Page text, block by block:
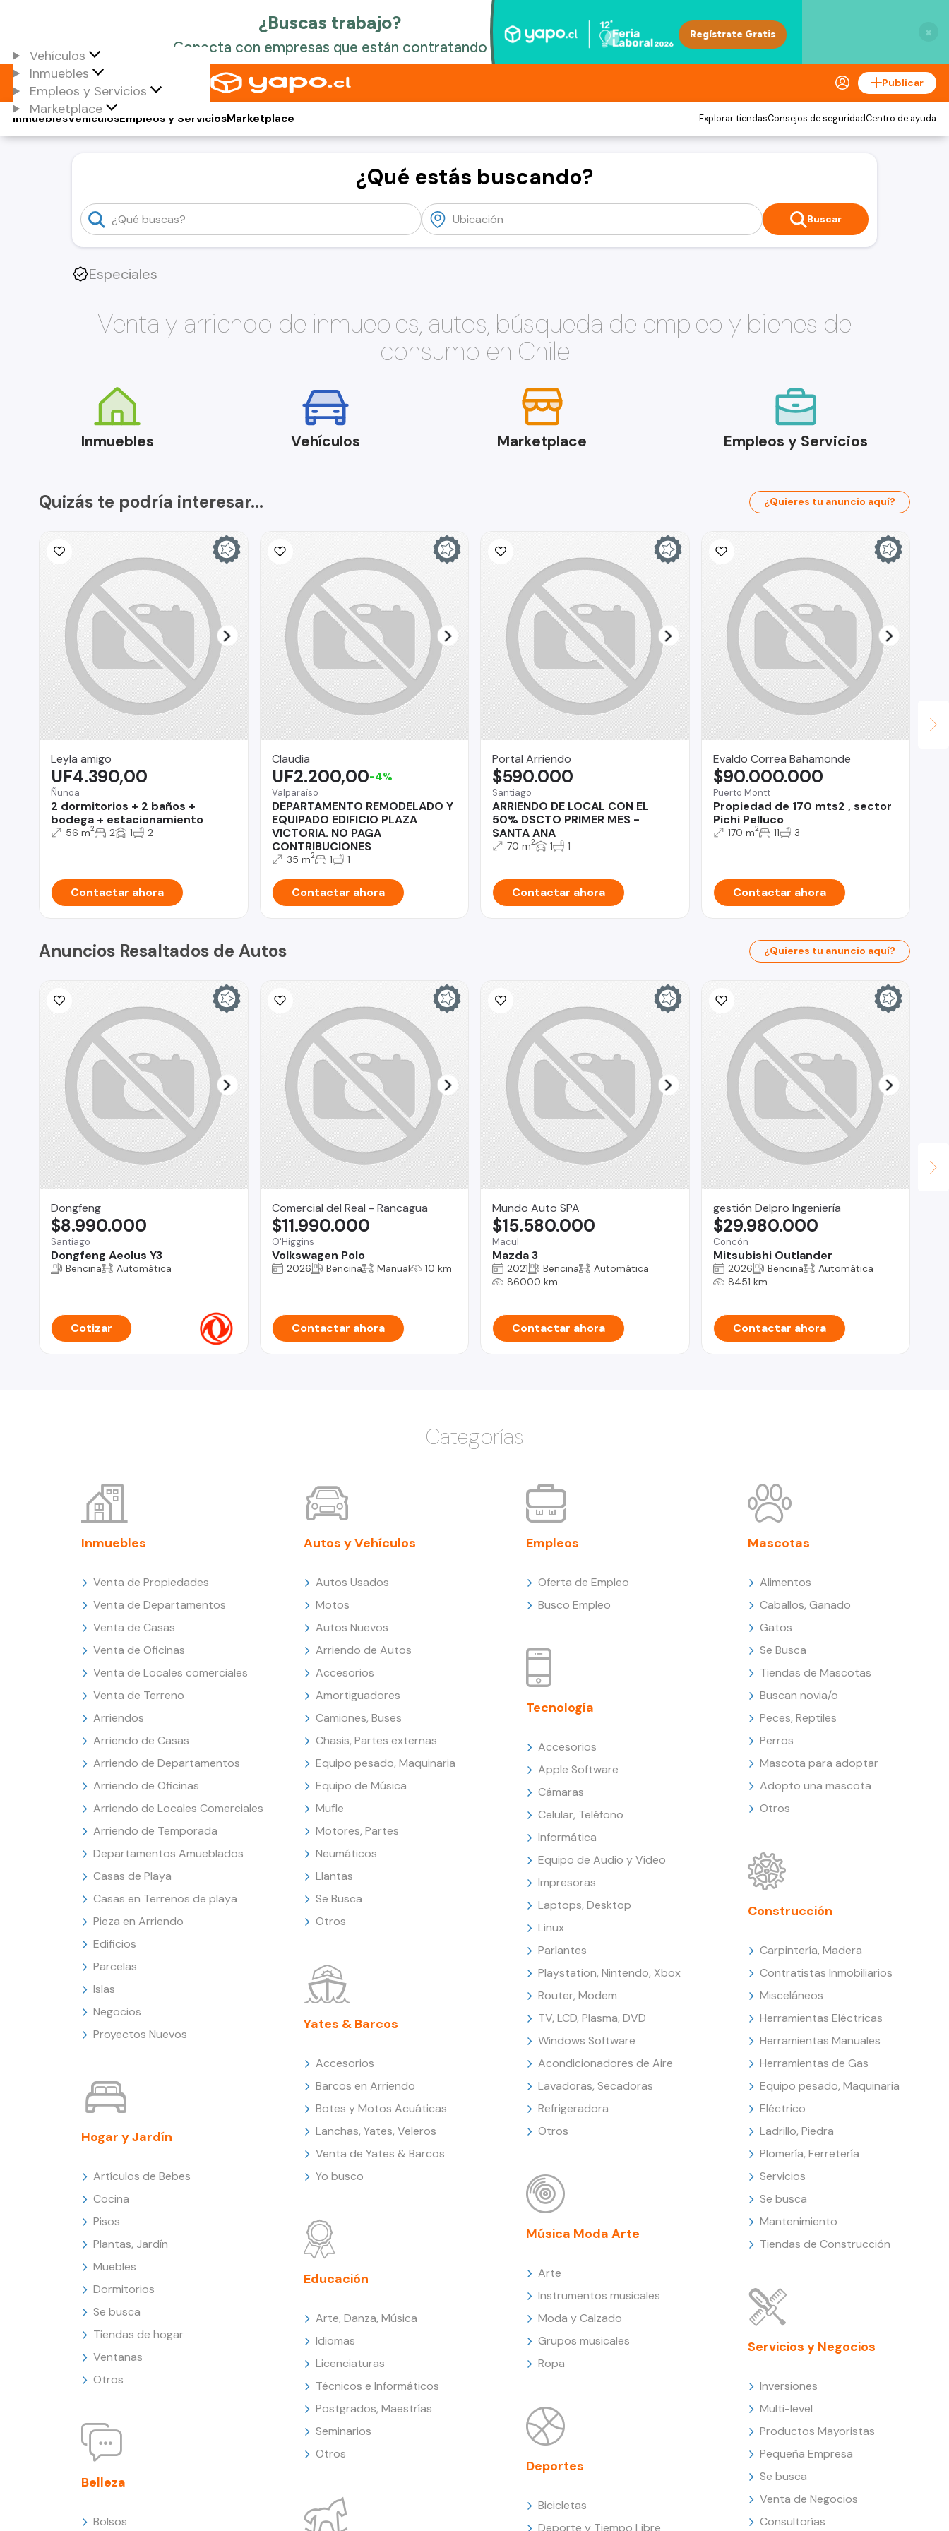
×
Vehículos
Inmuebles
Empleos y Servicios
Marketplace
Publicar
Vehículos
Inmuebles Empleos y ServiciosMarketplace Explorar tiendasConsejos de seguridadCentro de ayuda
¿Qué estás buscando?
Buscar
Especiales
Venta y arriendo de inmuebles, autos, búsqueda de empleo y bienes de
consumo en Chile
Inmuebles Vehículos Marketplace Empleos y Servicios
Quizás te podría interesar... ¿Quieres tu anuncio aquí?
Leyla amigo
Ñuñoa
2 dormitorios + 2 baños +
bodega + estacionamiento
UF4.390,00
56 m2 2 1 2
Contactar ahora
Claudia
Valparaíso
DEPARTAMENTO REMODELADO Y
EQUIPADO EDIFICIO PLAZA
VICTORIA. NO PAGA
CONTRIBUCIONES
UF2.200,00-4%
35 m2 1 1
Contactar ahora
Portal Arriendo
Santiago
ARRIENDO DE LOCAL CON EL
50% DSCTO PRIMER MES -
SANTA ANA
$590.000
70 m2 1 1
Contactar ahora
Evaldo Correa Bahamonde
Puerto Montt
Propiedad de 170 mts2 , sector
Pichi Pelluco
$90.000.000
170 m2 11 3
Contactar ahora
Anuncios Resaltados de Autos ¿Quieres tu anuncio aquí?
Dongfeng
Santiago
Dongfeng Aeolus Y3
$8.990.000
Bencina Automática
Cotizar
Comercial del Real - Rancagua
O'Higgins
Volkswagen Polo
$11.990.000
2026 Bencina Manual 10 km
Contactar ahora
Mundo Auto SPA
Macul
Mazda 3
$15.580.000
2021 Bencina
Automática
86000 km
Contactar ahora
gestión Delpro Ingeniería
Concón
Mitsubishi Outlander
$29.980.000
2026 Bencina
Automática
8451 km
Contactar ahora
Categorías
Inmuebles
Venta de Propiedades
Venta de Departamentos
Venta de Casas
Venta de Oficinas
Venta de Locales comerciales
Venta de Terreno
Arriendos
Arriendo de Casas
Arriendo de Departamentos
Arriendo de Oficinas
Arriendo de Locales Comerciales
Arriendo de Temporada
Departamentos Amueblados
Casas de Playa
Casas en Terrenos de playa
Pieza en Arriendo
Edificios
Parcelas
Islas
Negocios
Proyectos Nuevos
Hogar y Jardín
Artículos de Bebes
Cocina
Pisos
Plantas, Jardín
Muebles
Dormitorios
Se busca
Tiendas de hogar
Ventanas
Otros
Belleza
Bolsos
Autos y Vehículos
Autos Usados
Motos
Autos Nuevos
Arriendo de Autos
Accesorios
Amortiguadores
Camiones, Buses
Chasis, Partes externas
Equipo pesado, Maquinaria
Equipo de Música
Mufle
Motores, Partes
Neumáticos
Llantas
Se Busca
Otros
Yates & Barcos
Accesorios
Barcos en Arriendo
Botes y Motos Acuáticas
Lanchas, Yates, Veleros
Venta de Yates & Barcos
Yo busco
Educación
Arte, Danza, Música
Idiomas
Licenciaturas
Técnicos e Informáticos
Postgrados, Maestrías
Seminarios
Otros
Empleos
Oferta de Empleo
Busco Empleo
Tecnología
Accesorios
Apple Software
Cámaras
Celular, Teléfono
Informática
Equipo de Audio y Video
Impresoras
Laptops, Desktop
Linux
Parlantes
Playstation, Nintendo, Xbox
Router, Modem
TV, LCD, Plasma, DVD
Windows Software
Acondicionadores de Aire
Lavadoras, Secadoras
Refrigeradora
Otros
Música Moda Arte
Arte
Instrumentos musicales
Moda y Calzado
Grupos musicales
Ropa
Deportes
Bicicletas
Deporte y Tiempo Libre
Mascotas
Alimentos
Caballos, Ganado
Gatos
Se Busca
Tiendas de Mascotas
Buscan novia/o
Peces, Reptiles
Perros
Mascota para adoptar
Adopto una mascota
Otros
Construcción
Carpintería, Madera
Contratistas Inmobiliarios
Misceláneos
Herramientas Eléctricas
Herramientas Manuales
Herramientas de Gas
Equipo pesado, Maquinaria
Eléctrico
Ladrillo, Piedra
Plomería, Ferretería
Servicios
Se busca
Mantenimiento
Tiendas de Construcción
Servicios y Negocios
Inversiones
Multi-level
Productos Mayoristas
Pequeña Empresa
Se busca
Venta de Negocios
Consultorías